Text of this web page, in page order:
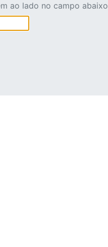
ao lado no campo abaixo